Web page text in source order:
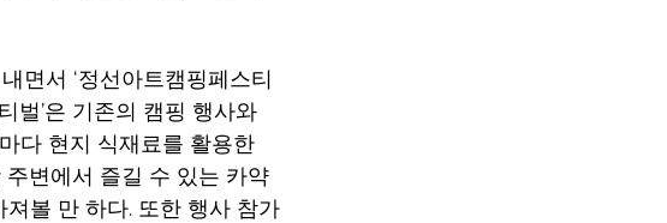
면서 ‘정선아트캠핑페스티
벌’은 기존의 캠핑 행사와
다 현지 식재료를 활용한
변에서 즐길 수 있는 카약
볼 만 하다. 또한 행사 참가